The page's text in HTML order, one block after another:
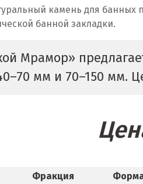
камень для банных
банной закладки.
Мрамор»
мм и 70–150 мм.
Фракция